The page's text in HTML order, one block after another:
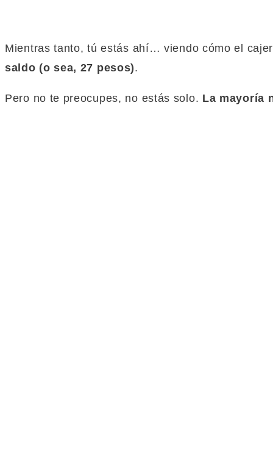
Mientras tanto, túestás ahí… viendo cómo el
saldo (o sea, 27 pesos).
Pero no te preocupes, no estás solo. La mayoría